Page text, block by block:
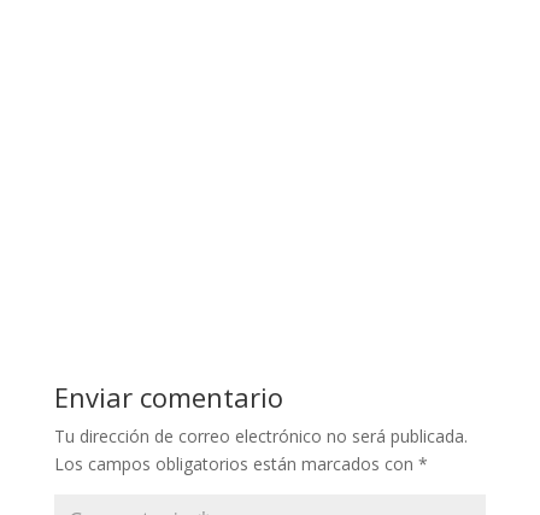
Enviar comentario
Tu dirección de correo electrónico no será publicada.
Los campos obligatorios están marcados con *